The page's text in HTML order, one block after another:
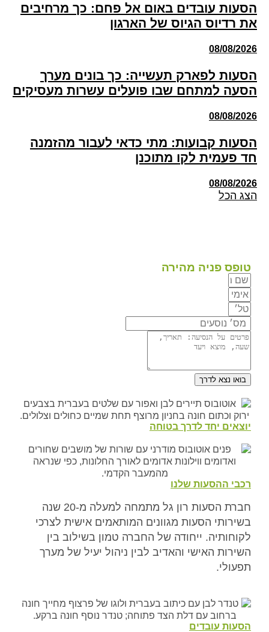
הסעות עובדים באום אל פחם: כך מרחיבים
את רדיוס הגיוס של הארגון
08/08/2026
הסעות לפארק תעשייה: כך בונים מערך
הסעה למתחם שבו פועלים עשרות מעסיקים
08/08/2026
הסעות קבועות: מתי כדאי לעבור מהזמנה
חד פעמית לקו מתוכנן
08/08/2026
הצג הכל
טופס פניה מהירה
בואו נצא לדרך
יוצאים יחד לדרך בטוחה
רכבי ההסעות שלנו
חברת הסעות רון גל מתמחה למעלה מ-20 שנה
בשירותי הסעות מגוונים המותאמים אישית לצרכי
לקוחותיה. ייחודה של החברה טמון בשילוב בין
השירות האישי והאדיב לבין ניהול יעיל של מערך
תפעולי.
הסעות עובדים